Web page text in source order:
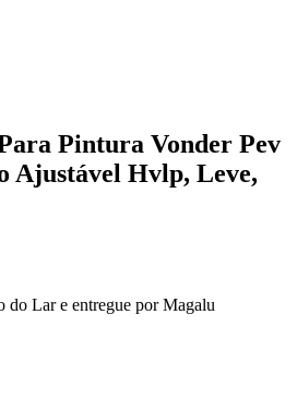
Pintura Vonder Pev
Ajustável Hvlp, Leve,
do Lare entregue por Magalu